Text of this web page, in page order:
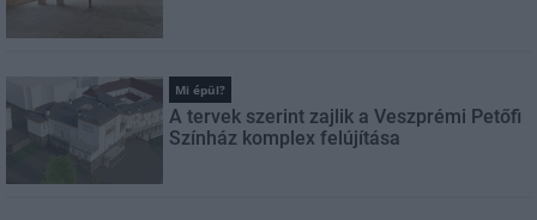
Mi épül?
A tervek szerint zajlik a Veszprémi Petőfi
Színház komplex felújítása